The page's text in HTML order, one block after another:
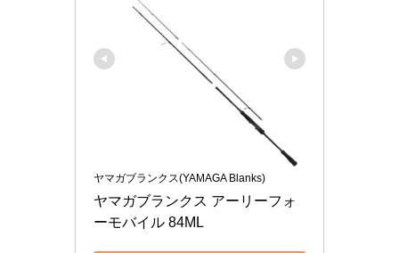
ヤマガブランクス(YAMAGA Blanks)
ヤマガブランクス アーリーフォ
ーモバイル 84ML